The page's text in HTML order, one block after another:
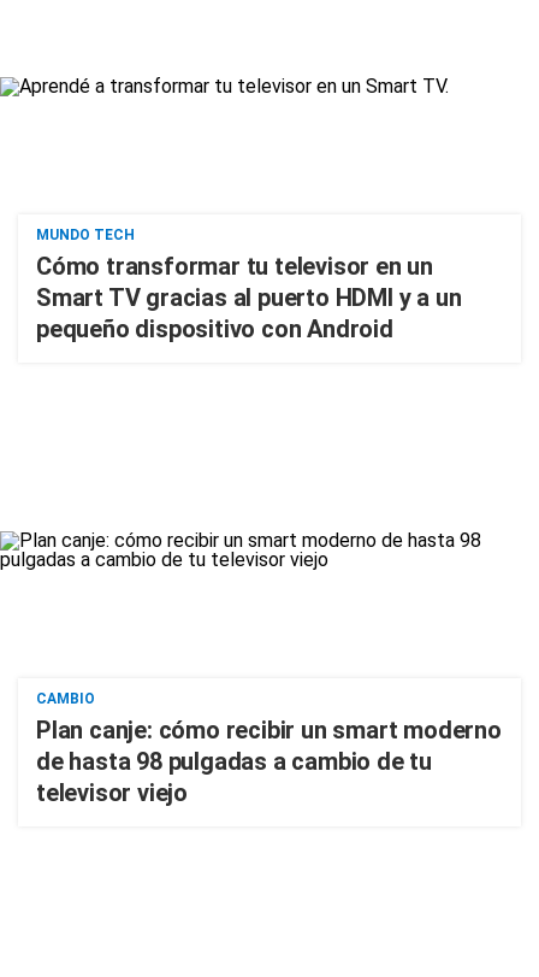
MUNDO TECH
Cómo transformar tu televisor en un
Smart TV gracias al puerto HDMI y a un
pequeño dispositivo con Android
CAMBIO
Plan canje: cómo recibir un smart moderno
de hasta 98 pulgadas a cambio de tu
televisor viejo